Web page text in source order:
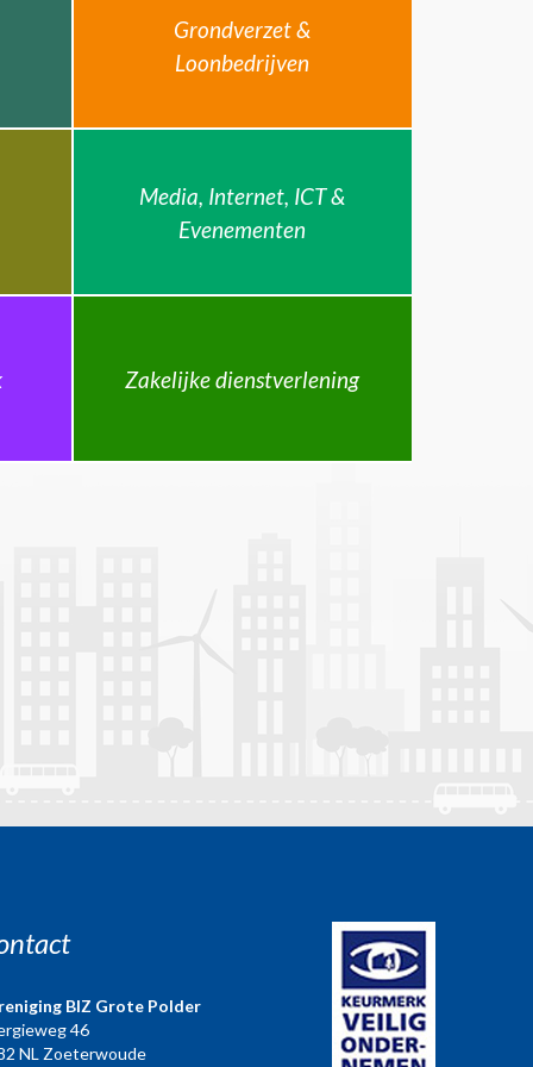
Grondverzet &
Loonbedrijven
Media, Internet, ICT &
Evenementen
Zakelijke dienstverlening
BIZ Grote Polder
46
NL Zoeterwoude